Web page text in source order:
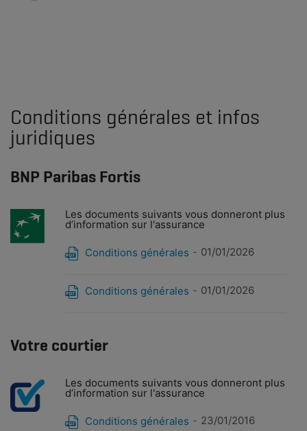
Conditions générales et infos
juridiques
BNP Paribas Fortis
Les documents suivants vous donneront plus
d’information sur l'assurance
Conditions générales 01/01/2026
Conditions générales 01/01/2026
Votre courtier
Les documents suivants vous donneront plus
d’information sur l'assurance
Conditions générales 23/01/2016